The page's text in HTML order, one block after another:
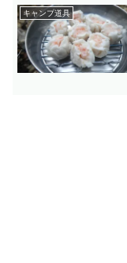
キャンプ道具